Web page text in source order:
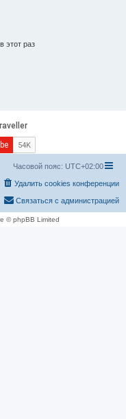
этот раз
Часовой пояс: UTC+02:00
Удалить cookies конференции
Связаться с администрацией
© phpBB Limited